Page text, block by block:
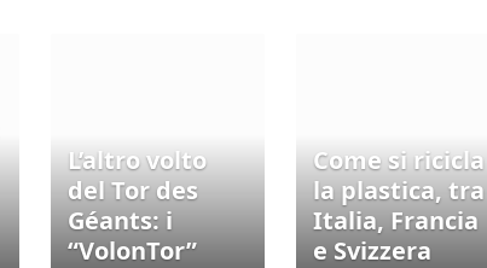
L’altro volto
del Tor des
Géants: i
“VolonTor”
Come si ricicla
la plastica, tra
Italia, Francia
e Svizzera